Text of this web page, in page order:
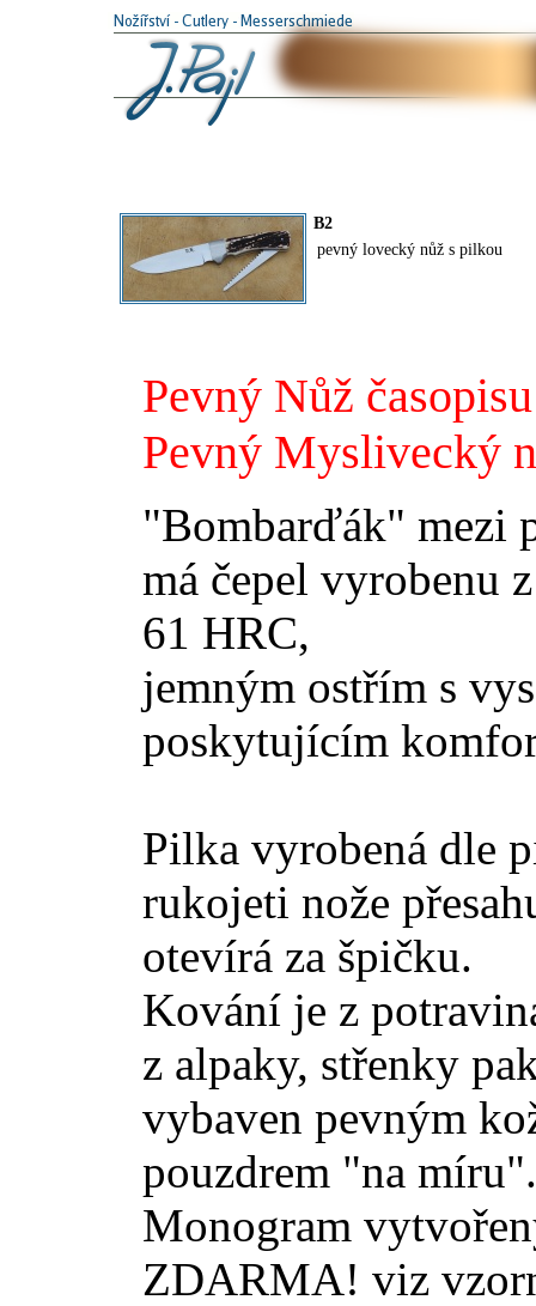
B2
pevný lovecký nůž s pilkou
Pevný Nůž
Pevný Myslivecký
"Bombarďák" mezi
má čepel vyrobenu
61 HRC,
jemným ostřím s
poskytujícím
Pilka vyrobená dle
rukojeti nože
otevírá za špičku.
Kování je z
z alpaky, střenky
vybaven pevným
pouzdrem "na míru".
Monogram
ZDARMA! viz